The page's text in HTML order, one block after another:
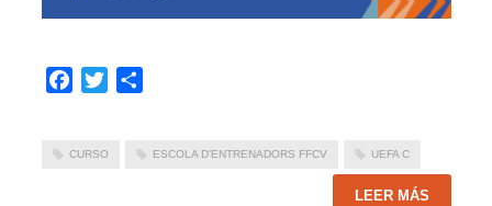
Facebook
Twitter
CURSO ESCOLA D'ENTRENADORS FFCV UEFA C
LEER MÁS